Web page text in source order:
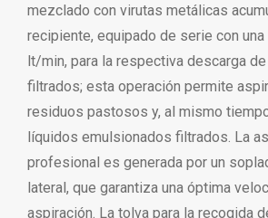
mezclado con virutas metálicas
recipiente, equipado de serie con
lt/min, para la respectiva descarga
filtrados; esta operación permite
residuos pastosos y, al mismo
líquidos emulsionados filtrados. La
profesional es generada por un
lateral, que garantiza una óptima
aspiración. La tolva para la recogida